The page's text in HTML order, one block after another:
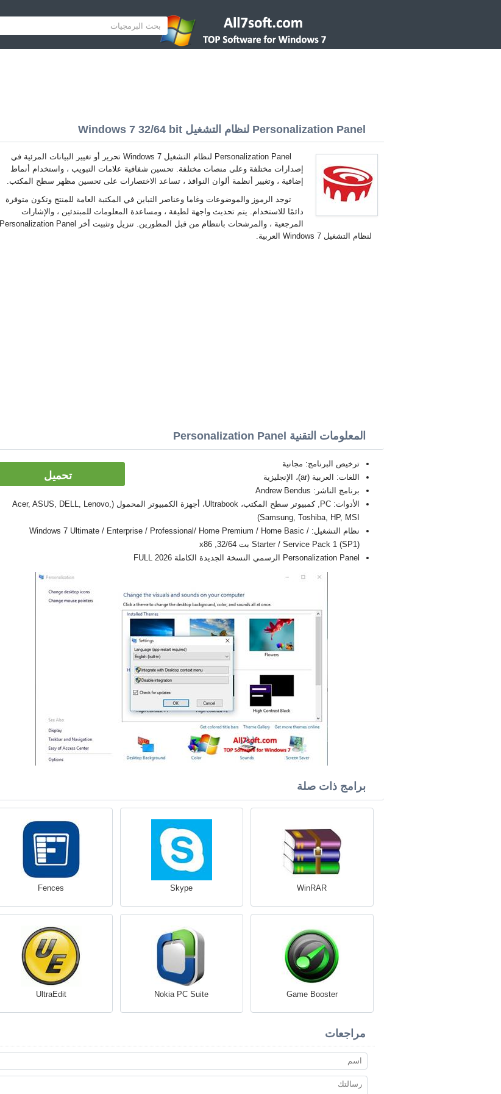
Personalization Panel لنظام التشغيل Windows 7 32/64 bit
Personalization Panel لنظام التشغيل Windows 7 تحرير أو تغيير البيانات المرئية في
إصدارات مختلفة وعلى منصات مختلفة. تحسين شفافية علامات التبويب ، واستخدام أنماط
إضافية ، وتغيير أنظمة ألوان النوافذ ، تساعد الاختصارات على تحسين مظهر سطح المكتب.
توجد الرموز والموضوعات وغاما وعناصر التباين في المكتبة العامة للمنتج وتكون متوفرة
دائمًا للاستخدام. يتم تحديث واجهة لطيفة ، ومساعدة المعلومات للمبتدئين ، والإشارات
المرجعية ، والمرشحات بانتظام من قبل المطورين. تنزيل وتثبيت أخر Personalization Panel
لنظام التشغيل Windows 7 العربية.
المعلومات التقنية Personalization Panel
تحميل
ترخيص البرنامج: مجانية
اللغات: العربية (ar)، الإنجليزية
برنامج الناشر: Andrew Bendus
الأدوات: PC, كمبيوتر سطح المكتب، Ultrabook، أجهزة الكمبيوتر المحمول (Acer, ASUS, DELL, Lenovo,
Samsung, Toshiba, HP, MSI)
نظام التشغيل: Windows 7 Ultimate / Enterprise / Professional/ Home Premium / Home Basic /
Starter / Service Pack 1 (SP1) بت 32/64, x86
Personalization Panel الرسمي النسخة الجديدة الكاملة FULL 2026
برامج ذات صلة
WinRAR
Skype
Fences
Game Booster
Nokia PC Suite
UltraEdit
مراجعات